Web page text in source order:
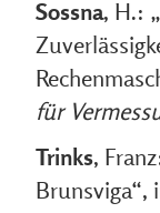
Sossna, H.:
für
Trinks,
Brunsviga“,